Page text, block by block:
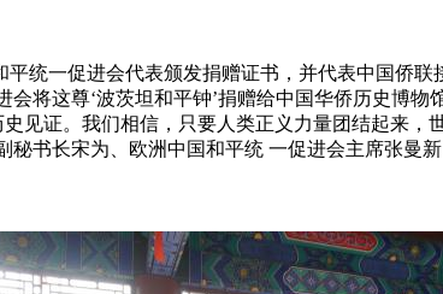
统一促进会代表颁发捐赠证书，并代表中国侨
将这尊‘波茨坦和平钟’捐赠给中国华侨历史博
见证。我们相信，只要人类正义力量团结起来
书长宋为、欧洲中国和平统 一促进会主席张曼